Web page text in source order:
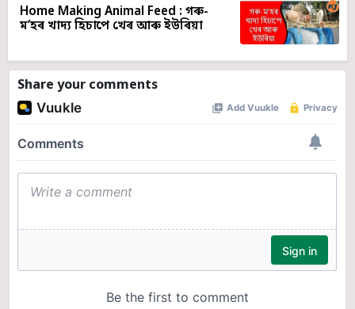
Home Making Animal Feed : গৰু-
ম’হৰ খাদ্য হিচাপে খেৰ আৰু ইউৰিয়া
Share your comments